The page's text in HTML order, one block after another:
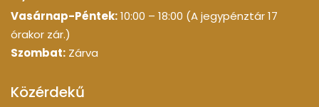
Vasárnap-Péntek:10:00 – 18:00 (A jegypénztár 17
órakor zár.)
Szombat: Zárva
Közérdekű